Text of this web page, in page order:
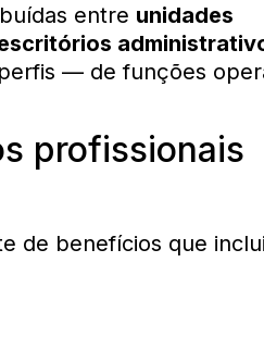
entre unidades
— de funções
profissionais
de benefícios que